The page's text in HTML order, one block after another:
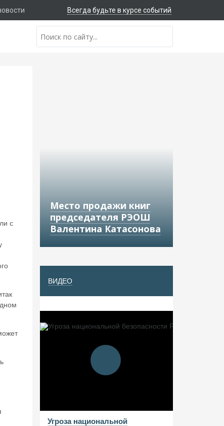
Всегда будьте в курсе событий
с
Место продажи книг
председателя РЭОШ
Валентина Катасонова
ВИДЕО
Угроза национальной